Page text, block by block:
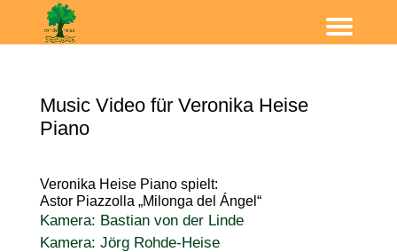
Music Video für Veronika Heise
Piano
Veronika Heise Piano spielt:
Astor Piazzolla „Milonga del Ángel“
Kamera: Bastian von der Linde
Kamera: Jörg Rohde-Heise